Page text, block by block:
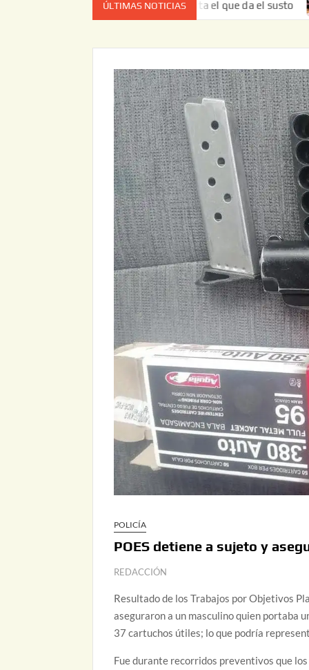
ÚLTIMAS NOTICIAS
no es el estado de cuenta el que da el susto
POLICÍA
POES detiene a sujeto y
REDACCIÓN
Resultado de los Trabajos por Objetivos
aseguraron a un masculino quien portaba
37 cartuchos útiles; lo que podría
Fue durante recorridos preventivos que